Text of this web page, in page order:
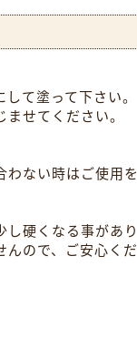
て塗って下さい。
せてください。
わない時はご使用を
硬くなる事があり
んので、ご安心くだ